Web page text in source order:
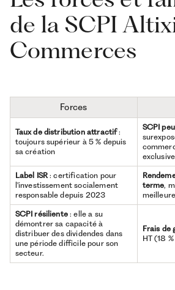
de la SCPI
Commerces
Forces
Taux de distribution attractif:
toujours supérieur à 5 % depuis
sa création
SCPI
Label ISR : certification pour
l'investissement socialement
responsable depuis 2023
terme,
SCPI résiliente: elle a su
démontrer sa capacité à
distribuer des dividendes dans
une période difficile pour son
secteur.
Frais de
HT (18